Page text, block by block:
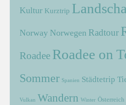
Kultur Kurztrip
Norway Norwegen Radtour
Roadee Roadee on
Sommer Spanien Städtetrip
Vulkan Wandern Winter Österreich